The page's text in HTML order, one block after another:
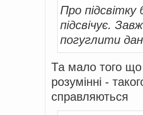
Про
підсвічує.
погуглити
Та мало того
розумінні -
справляються